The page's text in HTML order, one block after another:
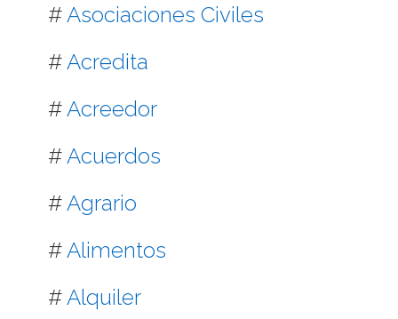
# Asociaciones Civiles
# Acredita
#Acreedor
#Acuerdos
#Agrario
#Alimentos
#Alquiler